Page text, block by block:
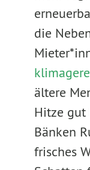
die
ältere
Hitze gut
Bänken
frisches